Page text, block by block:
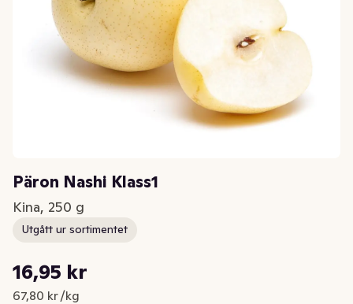
Päron Nashi Klass1
Kina, 250 g
Utgått ur sortimentet
Nuvarande pris är: 16,95 kr
16,95 kr
67,80 kr /kg
Styckpris: 67,80 kr /kg